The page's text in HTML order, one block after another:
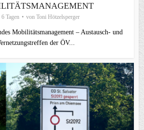
Tagen von Toni Hötzelsperger
Mobilitätsmanagement – Austausch- und
der ÖV...